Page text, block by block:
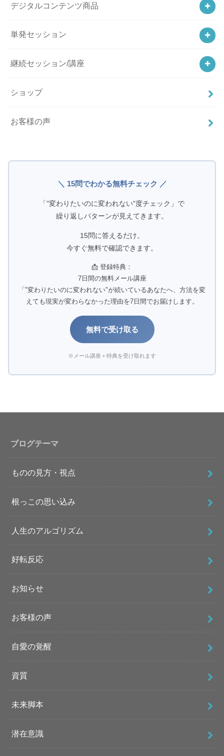
デジタルコンテンツ商品
単発セッション
継続セッション/講座
ショップ
お客様の声
＼ 15問でわかる無料チェック ／
「"変わりたいのに変われない"度チェック」で
繰り返しパターンが見えてきます。
15問に答えるだけ。
今すぐ無料で確認できます。
📩 登録特典：
7日間の無料メール講座
「"変わりたいのに変われない"が続いているあなたへ、方法を変
えても現実が変わらなかった理由を7日間でお届けします。
無料で受け取る
※メール講座＋特典を受け取れます
ブログテーマ
ものの見方・視点
根っこの思い込み
人生のアルゴリズム
好転反応
お知らせ
お客様の声
自愛の覚醒
資質
未来脚本
潜在意識